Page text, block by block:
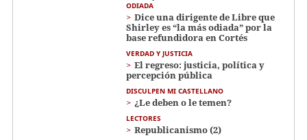
ODIADA
Dice una dirigente de Libre que
Shirley es “la más odiada” por la
base refundidora en Cortés
VERDAD Y JUSTICIA
El regreso: justicia, política y
percepción pública
DISCULPEN MI CASTELLANO
¿Le deben o le temen?
LECTORES
Republicanismo (2)